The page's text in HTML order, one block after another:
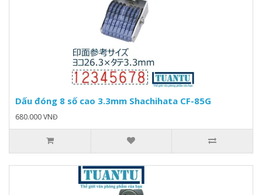
Dấu đóng 8 số cao 3.3mm Shachihata CF-85G
680.000 VNĐ